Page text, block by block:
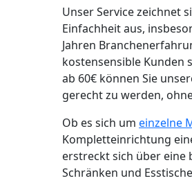
Unser Service zeichnet
Einfachheit aus,
Jahren
kostensensible Kunden
ab 60€ können Sie
gerecht zu werden,
Ob es sich um einzelne
Kompletteinrichtung
erstreckt sich über eine
Schränken und